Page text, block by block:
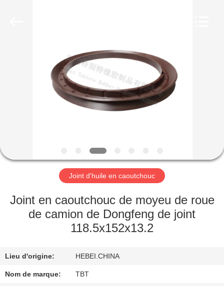
PRODUITS
DE
NOUS
VISITE
D'USINE
DE
QUALITÉ
Joint d'huile en caoutchouc
Joint en caoutchouc de moyeu de roue
de camion de Dongfeng de joint
118.5x152x13.2
Lieu d'origine: HEBEI.CHINA
Nom de marque: TBT